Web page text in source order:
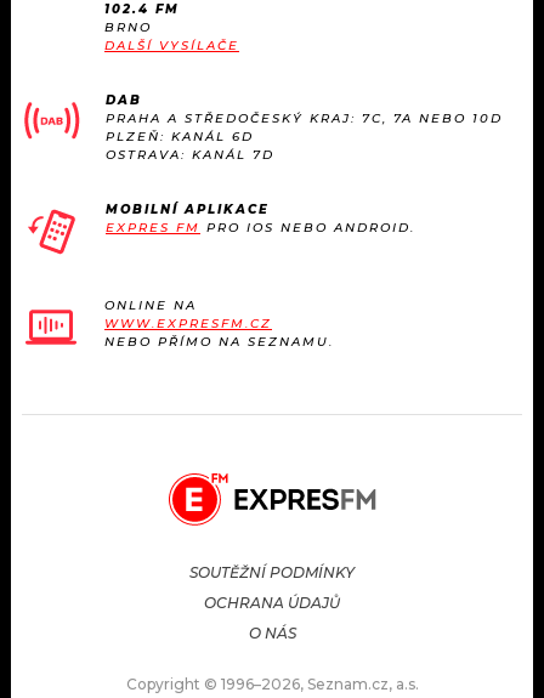
102.4 FM
BRNO
DALŠÍ VYSÍLAČE
DAB
PRAHA A STŘEDOČESKÝ KRAJ: 7C, 7A NEBO 10D
PLZEŇ: KANÁL 6D
OSTRAVA: KANÁL 7D
MOBILNÍ APLIKACE
EXPRES FM PRO IOS NEBO ANDROID.
ONLINE NA
WWW.EXPRESFM.CZ
NEBO PŘÍMO NA SEZNAMU.
SOUTĚŽNÍ PODMÍNKY
OCHRANA ÚDAJŮ
O NÁS
Copyright © 1996–2026, Seznam.cz, a.s.